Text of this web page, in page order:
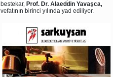
bestekar,Prof. Dr. Alaeddin Yavaşca,
vefatının birinci yılında yad ediliyor.